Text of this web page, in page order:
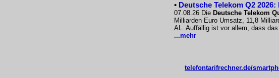
• Deutsche Telekom Q2
07.08.26 Die Deutsche Telekom
Milliarden Euro Umsatz, 11,8
AL. Auffällig ist vor allem, dass
...mehr
telefontarifrechner.de/